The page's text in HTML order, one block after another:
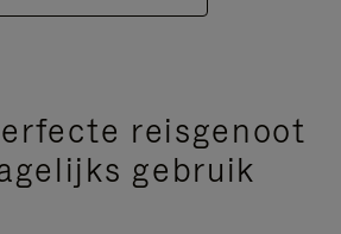
reisgenoot
gebruik